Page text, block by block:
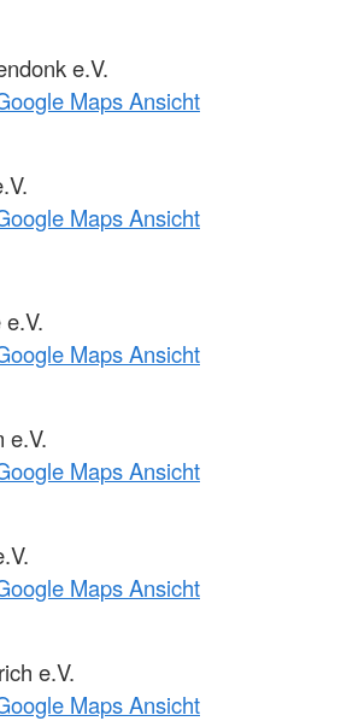
e.V.
Maps Ansicht
Maps Ansicht
Maps Ansicht
e.V.
Maps Ansicht
Maps Ansicht
e.V.
Maps Ansicht